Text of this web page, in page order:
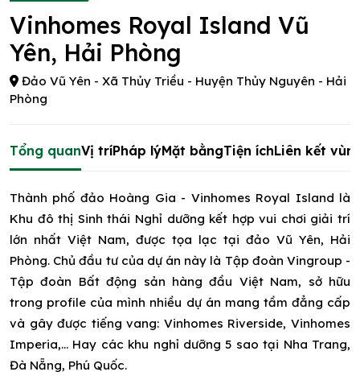
Vinhomes Royal Island Vũ
Yên, Hải Phòng
Đảo Vũ Yên - Xã Thủy Triều - Huyện Thủy Nguyên - Hải
Phòng
Tổng quanVị tríPháp lýMặt bằngTiện íchLiên kết
Thành phố đảo Hoàng Gia - Vinhomes Royal Island là
Khu đô thị Sinh thái Nghỉ dưỡng kết hợp vui chơi giải trí
lớn nhất Việt Nam, được tọa lạc tại đảo Vũ Yên, Hải
Phòng. Chủ đầu tư của dự án này là Tập đoàn Vingroup -
Tập đoàn Bất động sản hàng đầu Việt Nam, sở hữu
trong profile của mình nhiều dự án mang tầm đẳng cấp
và gây được tiếng vang: Vinhomes Riverside, Vinhomes
Imperia,... Hay các khu nghỉ dưỡng 5 sao tại Nha Trang,
Đà Nẵng, Phú Quốc.